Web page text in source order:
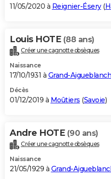
11/05/2020 à Reignier-Ésery(
Louis HOTE (88 ans)
Créer une cagnotte obsèques
Naissance
17/10/1931 à Grand-
Décès
01/12/2019 à Moûtiers (Savoie)
Andre HOTE (90 ans)
Créer une cagnotte obsèques
Naissance
21/05/1929 à Grand-